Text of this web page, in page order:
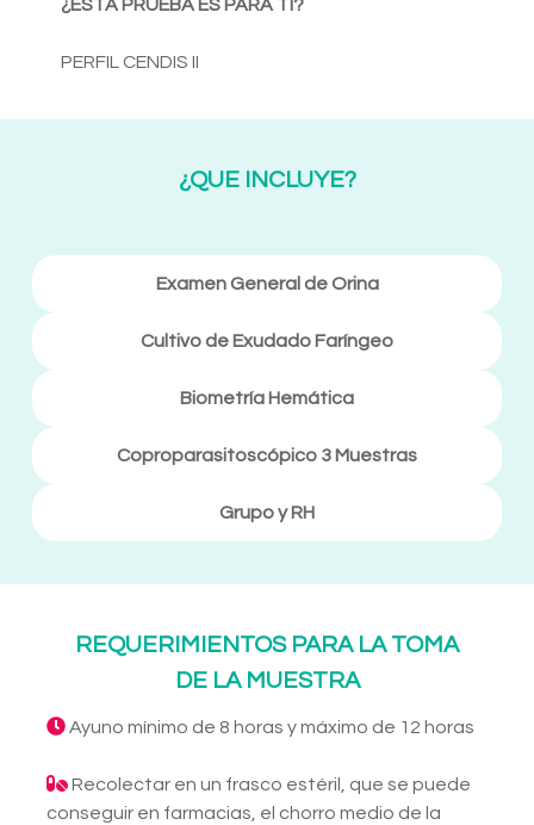
¿ESTA PRUEBA ES PARA TI?
PERFIL CENDIS II
¿QUE INCLUYE?
Examen General de Orina
Cultivo de Exudado Faríngeo
Biometría Hemática
Coproparasitoscópico 3 Muestras
Grupo y RH
REQUERIMIENTOS PARA LA TOMA
DE LA MUESTRA
Ayuno mínimo de 8 horas y máximo de 12 horas
Recolectar en un frasco estéril, que se puede
conseguir en farmacias, el chorro medio de la